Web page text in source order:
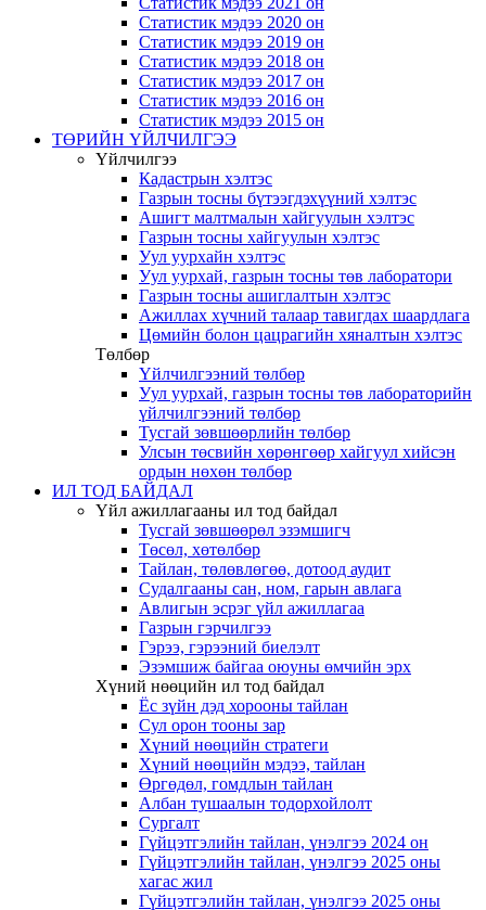
Статистик мэдээ 2020 он
Статистик мэдээ 2019 он
Статистик мэдээ 2018 он
Статистик мэдээ 2017 он
Статистик мэдээ 2016 он
Статистик мэдээ 2015 он
ТӨРИЙН ҮЙЛЧИЛГЭЭ
Үйлчилгээ
Кадастрын хэлтэс
Газрын тосны бүтээгдэхүүний хэлтэс
Ашигт малтмалын хайгуулын хэлтэс
Газрын тосны хайгуулын хэлтэс
Уул уурхайн хэлтэс
Уул уурхай, газрын тосны төв лаборатори
Газрын тосны ашиглалтын хэлтэс
Ажиллах хүчний талаар тавигдах шаардлага
Цөмийн болон цацрагийн хяналтын хэлтэс
Төлбөр
Үйлчилгээний төлбөр
Уул уурхай, газрын тосны төв лабораторийн
үйлчилгээний төлбөр
Тусгай зөвшөөрлийн төлбөр
Улсын төсвийн хөрөнгөөр хайгуул хийсэн
ордын нөхөн төлбөр
ИЛ ТОД БАЙДАЛ
Үйл ажиллагааны ил тод байдал
Тусгай зөвшөөрөл эзэмшигч
Төсөл, хөтөлбөр
Тайлан, төлөвлөгөө, дотоод аудит
Судалгааны сан, ном, гарын авлага
Авлигын эсрэг үйл ажиллагаа
Газрын гэрчилгээ
Гэрээ, гэрээний биелэлт
Эзэмшиж байгаа оюуны өмчийн эрх
Хүний нөөцийн ил тод байдал
Ёс зүйн дэд хорооны тайлан
Сул орон тооны зар
Хүний нөөцийн стратеги
Хүний нөөцийн мэдээ, тайлан
Өргөдөл, гомдлын тайлан
Албан тушаалын тодорхойлолт
Сургалт
Гүйцэтгэлийн тайлан, үнэлгээ 2024 он
Гүйцэтгэлийн тайлан, үнэлгээ 2025 оны
хагас жил
Гүйцэтгэлийн тайлан, үнэлгээ 2025 оны